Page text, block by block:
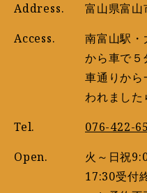
Address.
富山県富山
Access.
南富山駅
から車で
車通りか
われました
Tel.
076-422-
Open.
火～日祝
17:30受付